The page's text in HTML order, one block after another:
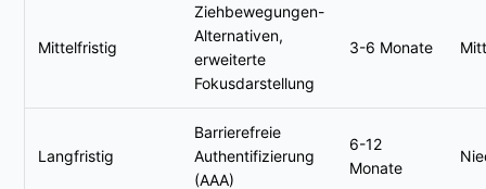
Mittelfristig
Ziehbewegungen-
Alternativen,
erweiterte
Fokusdarstellung
3-6 Monate
Langfristig
Barrierefreie
Authentifizierung
(AAA)
6-12
Monate